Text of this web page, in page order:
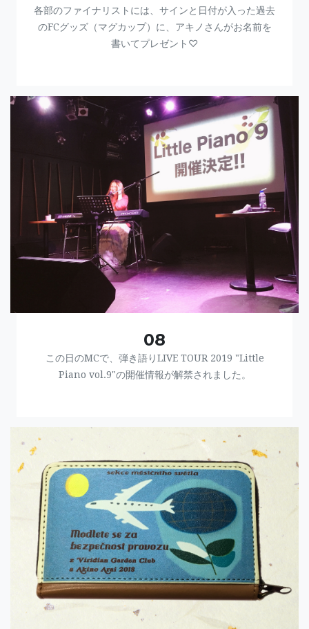
各部のファイナリストには、サインと日付が入った過去
のFCグッズ（マグカップ）に、アキノさんがお名前を
書いてプレゼント♡
08
この日のMCで、弾き語りLIVE TOUR 2019 "Little
Piano vol.9"の開催情報が解禁されました。